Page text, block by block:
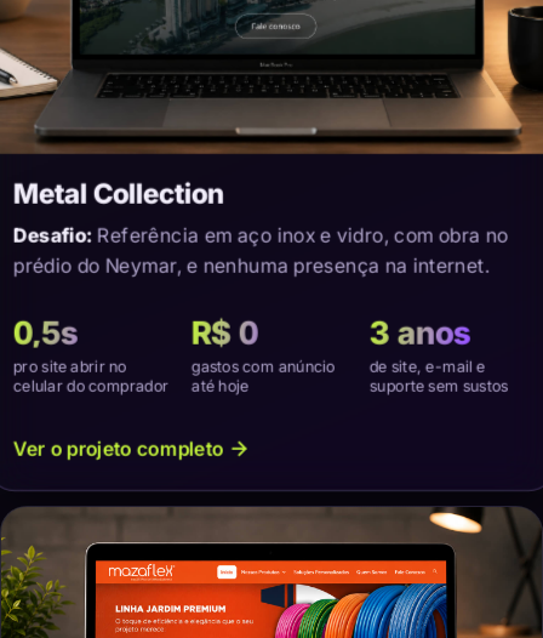
Metal Collection
Desafio:Referência em aço inox e vidro, com obra no
prédio do Neymar, e nenhuma presença na internet.
0,5s
pro site abrir no
celular do comprador
R$ 0
gastos com anúncio
até hoje
3 anos
de site, e-mail e
suporte sem sustos
Ver o projeto completo